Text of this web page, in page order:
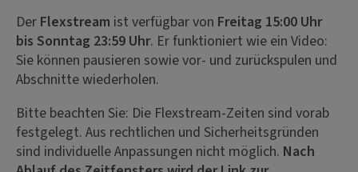
Der Flexstream ist verfügbar von Freitag 15:00 Uhr
bis Sonntag 23:59 Uhr. Er funktioniert wie ein Video:
Sie können pausieren sowie vor- und zurückspulen und
Abschnitte wiederholen.
Bitte beachten Sie: Die Flexstream-Zeiten sind vorab
festgelegt. Aus rechtlichen und Sicherheitsgründen
sind individuelle Anpassungen nicht möglich. Nach